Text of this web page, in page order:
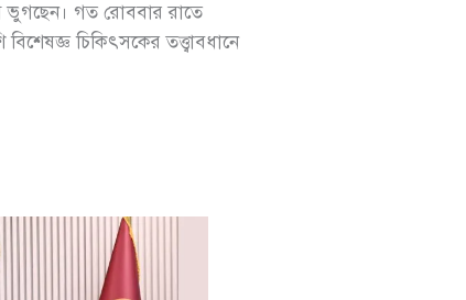
ভুগছেন। গত রোববার রাতে
চিকিৎসকের তত্ত্বাবধানে